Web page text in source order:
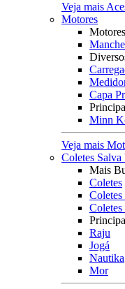
Veja mais
Motores
Manche
Capa
Minn
Veja mais
Coletes Salva
Mais
Coletes
Coletes
Raju
Jogá
Nautika
Mor